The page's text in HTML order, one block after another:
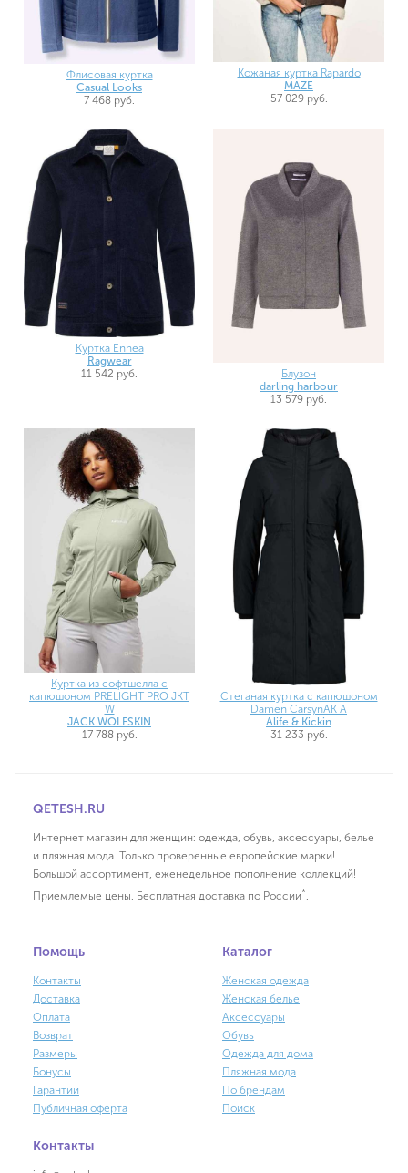
Флисовая куртка
Casual Looks
7 468 руб.
Кожаная куртка Rapardo
MAZE
57 029 руб.
Куртка Ennea
Ragwear
11 542 руб.
Блузон
darling harbour
13 579 руб.
Куртка из софтшелла с
капюшоном PRELIGHT PRO JKT
W
JACK WOLFSKIN
17 788 руб.
Стеганая куртка с капюшоном
Damen CarsynAK A
Alife & Kickin
31 233 руб.
QETESH.RU
Интернет магазин для женщин: одежда, обувь, аксессуары, белье
и пляжная мода. Только проверенные европейские марки!
Большой ассортимент, еженедельное пополнение коллекций!
Приемлемые цены. Бесплатная доставка по России*.
Контакты
Помощь
Контакты
Доставка
Оплата
Возврат
Размеры
Бонусы
Гарантии
Публичная оферта
Каталог
Женская одежда
Женская белье
Аксессуары
Обувь
Одежда для дома
Пляжная мода
По брендам
Поиск